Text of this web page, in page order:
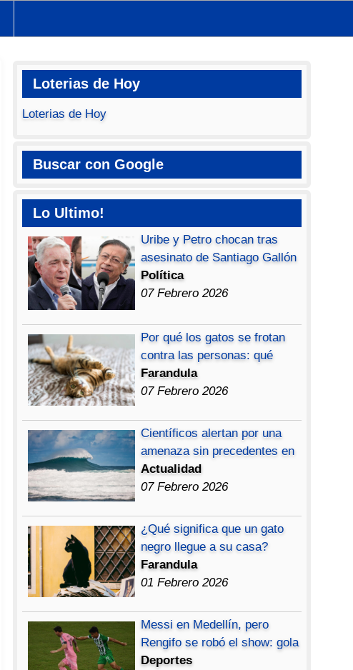
Loterias de Hoy
Loterias de Hoy
Buscar con Google
Lo Ultimo!
Uribe y Petro chocan tras
asesinato de Santiago Gallón
Política
07 Febrero 2026
Por qué los gatos se frotan
contra las personas: qué
Farandula
07 Febrero 2026
Científicos alertan por una
amenaza sin precedentes en
Actualidad
07 Febrero 2026
¿Qué significa que un gato
negro llegue a su casa?
Farandula
01 Febrero 2026
Messi en Medellín, pero
Rengifo se robó el show: gola
Deportes